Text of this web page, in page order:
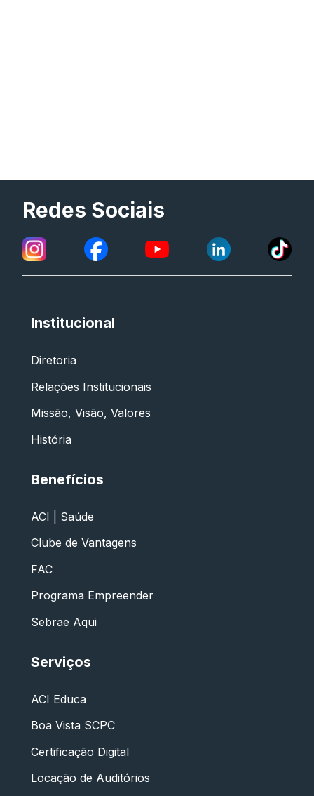
Redes Sociais
Institucional
Diretoria
Relações Institucionais
Missão, Visão, Valores
História
Benefícios
ACI | Saúde
Clube de Vantagens
FAC
Programa Empreender
Sebrae Aqui
Serviços
ACI Educa
Boa Vista SCPC
Certificação Digital
Locação de Auditórios